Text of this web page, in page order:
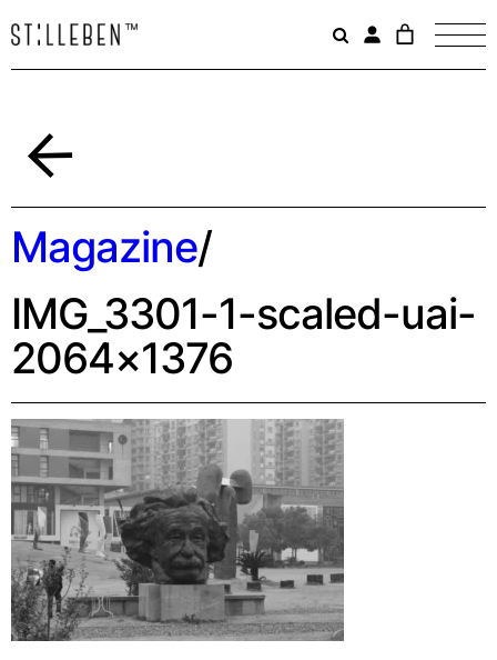
Il
è
Magazine/
IMG_3301-1-scaled-uai-
2064×1376